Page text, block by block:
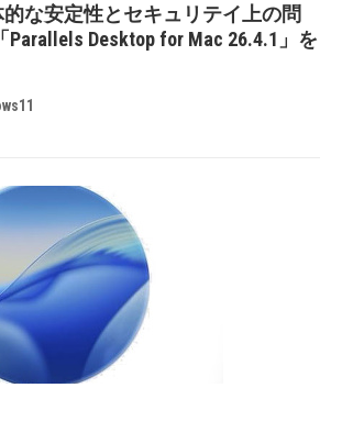
な安定性とセキュリテイ上の問
Desktop for Mac 26.4.1」を